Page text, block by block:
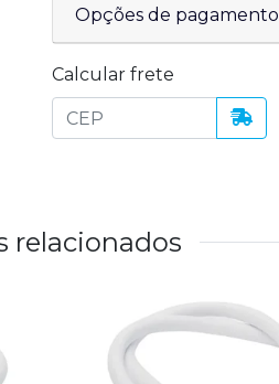
Opções de pagamento
Calcular frete
relacionados